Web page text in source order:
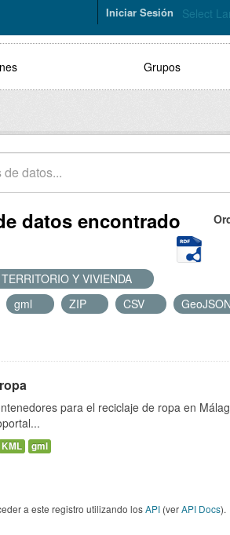
Select
Iniciar Sesión
Grupos
datos encontrado
Y VIVIENDA
gml ZIP CSV GeoJSON
para el reciclaje de ropa en
KML gml
a este registro utilizando losAPI (verAPI Docs).